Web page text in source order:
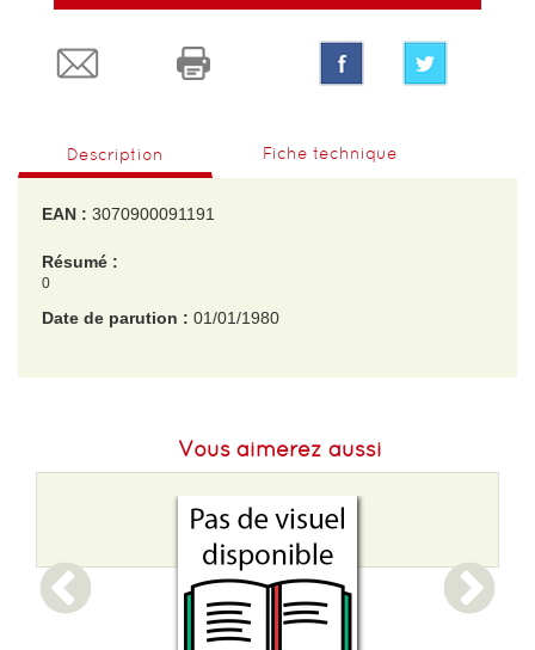
Description Fiche technique
EAN : 3070900091191
Résumé :
0
Date de parution : 01/01/1980
Vous aimerez aussi